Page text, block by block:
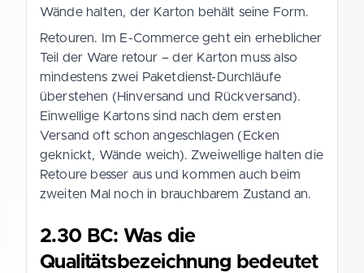
Wände halten, der Karton behält seine Form.
Retouren. Im E-Commerce geht ein erheblicher
Teil der Ware retour – der Karton muss also
mindestens zwei Paketdienst-Durchläufe
überstehen (Hinversand und Rückversand).
Einwellige Kartons sind nach dem ersten
Versand oft schon angeschlagen (Ecken
geknickt, Wände weich). Zweiwellige halten die
Retoure besser aus und kommen auch beim
zweiten Mal noch in brauchbarem Zustand an.
2.30 BC: Was die
Qualitätsbezeichnung bedeutet